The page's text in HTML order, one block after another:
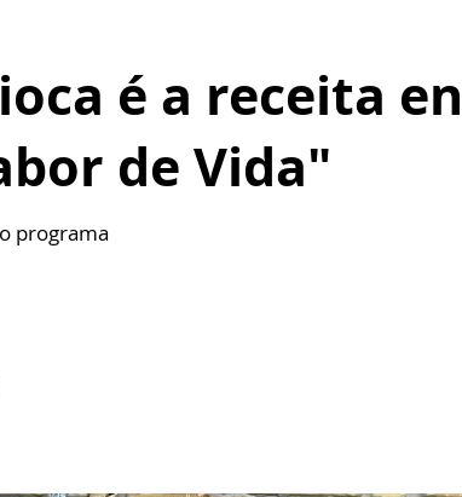
é a receita
de Vida"
programa